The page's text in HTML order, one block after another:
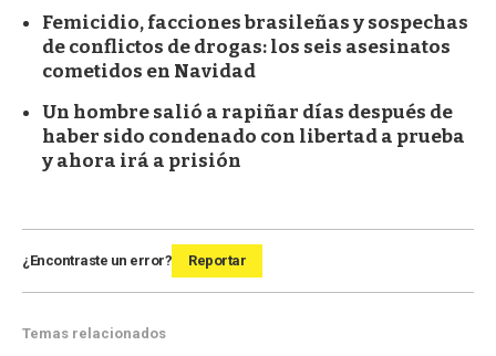
Femicidio, facciones brasileñas y sospechas
de conflictos de drogas: los seis asesinatos
cometidos en Navidad
Un hombre salió a rapiñar días después de
haber sido condenado con libertad a prueba
y ahora irá a prisión
¿Encontraste un error? Reportar
Temas relacionados